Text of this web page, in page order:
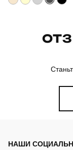
НАШИ